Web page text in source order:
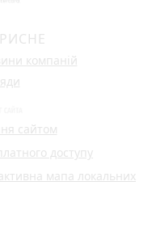
компаній
сайтом
доступу
мапа локальних